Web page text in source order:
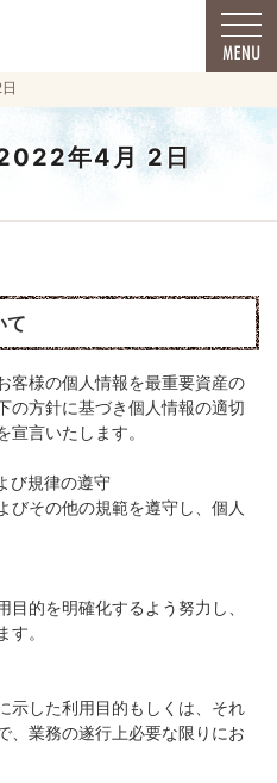
年4月 2日
て
客様の個人情報を最重要資産の
の方針に基づき個人情報の適切
言いたします。
び規律の遵守
びその他の規範を遵守し、個人
的を明確化するよう努力し、
。
示した利用目的もしくは、それ
、業務の遂行上必要な限りにお